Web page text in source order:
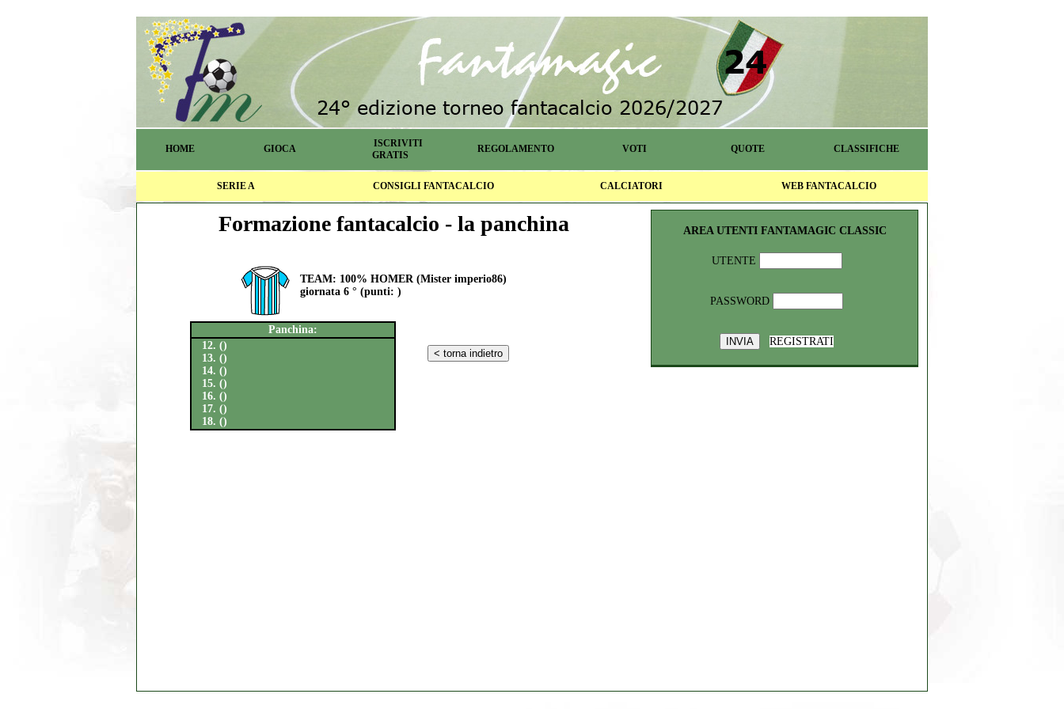
HOME GIOCA
ISCRIVITI
GRATIS
REGOLAMENTO VOTI QUOTE CLASSIFICHE
SERIE A CONSIGLI FANTACALCIO CALCIATORI WEB FANTACALCIO
Formazione fantacalcio - la panchina
TEAM: 100% HOMER (Mister imperio86)
giornata 6 ° (punti: )
Panchina:
12. ()
13. ()
14. ()
15. ()
16. ()
17. ()
18. ()
AREA UTENTI FANTAMAGIC CLASSIC
UTENTE
PASSWORD
REGISTRATI